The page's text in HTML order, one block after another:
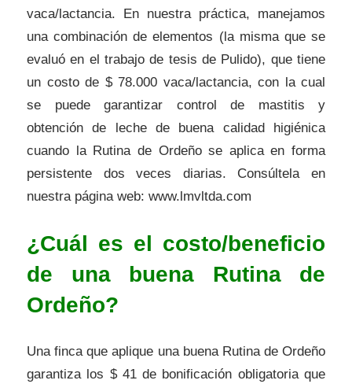
vaca/lactancia. En nuestra práctica, manejamos
una combinación de elementos (la misma que se
evaluó en el trabajo de tesis de Pulido), que tiene
un costo de $ 78.000 vaca/lactancia, con la cual
se puede garantizar control de mastitis y
obtención de leche de buena calidad higiénica
cuando la Rutina de Ordeño se aplica en forma
persistente dos veces diarias. Consúltela en
nuestra página web: www.lmvltda.com
¿Cuál es el costo/beneficio
de una buena Rutina de
Ordeño?
Una finca que aplique una buena Rutina de Ordeño
garantiza los $ 41 de bonificación obligatoria que